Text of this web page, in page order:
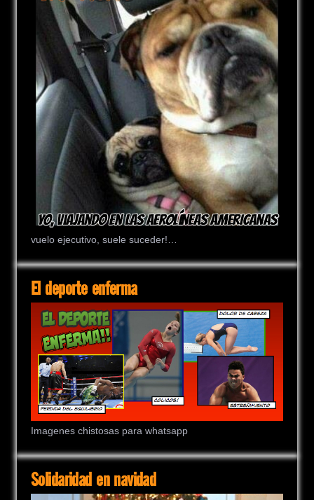
vuelo ejecutivo, suele suceder!…
El deporte enferma
Imagenes chistosas para whatsapp
Solidaridad en navidad